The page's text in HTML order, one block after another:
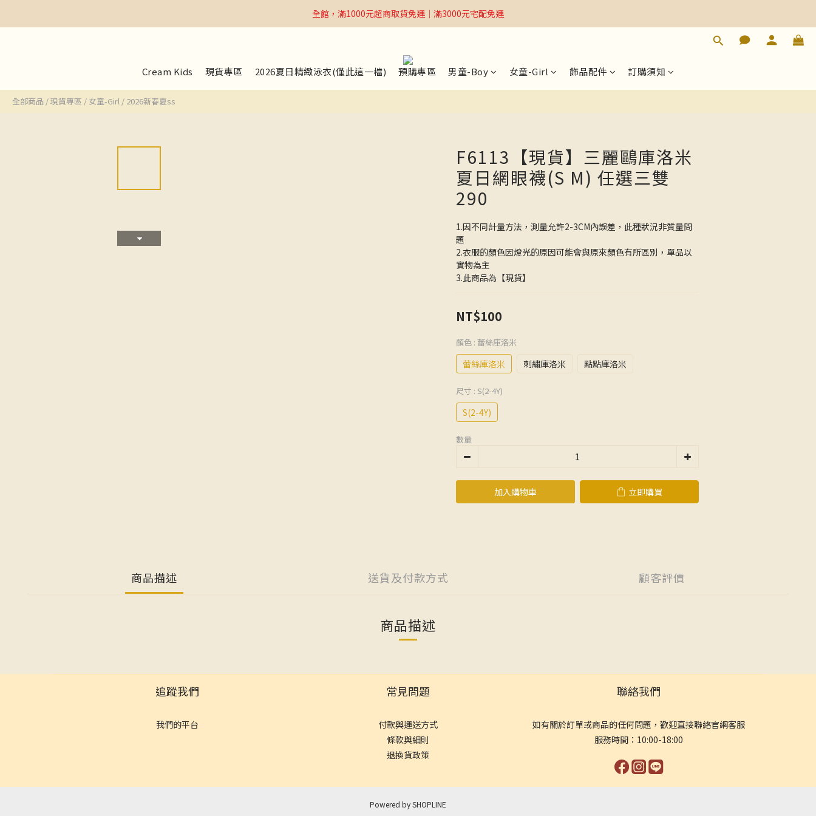
全館，滿1000元超商取貨免運｜滿3000元宅配免運
全館，滿1000元超商取貨免運｜滿3000元宅配免運
全館，滿1000元超商取貨免運｜滿3000元宅配免運
Cream Kids 現貨專區 2026夏日精緻泳衣(僅此這一檔) 預購專區 男童-Boy 女童-Girl 飾品配件 訂購須知
全部商品 /現貨專區 / 女童-Girl / 2026新春夏ss
F6113【現貨】三麗鷗庫洛米
夏日網眼襪(S M) 任選三雙
290
1.因不同計量方法，測量允許2-3CM內誤差，此種狀況非質量問
題
2.衣服的顏色因燈光的原因可能會與原來顏色有所區別，單品以
實物為主
3.此商品為【現貨】
NT$100
顏色 : 蕾絲庫洛米
蕾絲庫洛米 刺繡庫洛米 點點庫洛米
尺寸 : S(2-4Y)
S(2-4Y)
數量
加入購物車 立即購買
商品描述 送貨及付款方式 顧客評價
商品描述
立即購買
追蹤我們
我們的平台
常見問題
付款與運送方式
條款與細則
退換貨政策
聯絡我們
如有關於訂單或商品的任何問題，歡迎直接聯絡官網客服
服務時間：10:00-18:00
Powered by SHOPLINE